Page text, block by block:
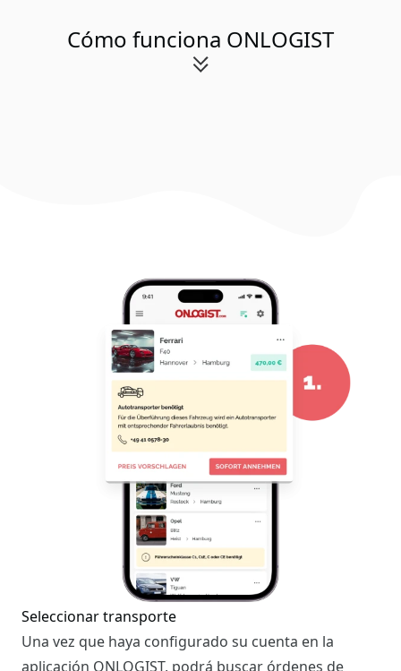
Cómo funciona ONLOGIST
Seleccionar transporte
Una vez que haya configurado su cuenta en la
aplicación ONLOGIST, podrá buscar órdenes de